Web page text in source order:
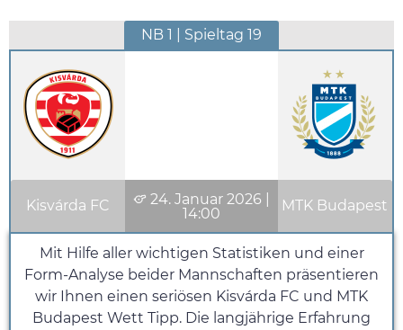
NB 1 | Spieltag 19
Kisvárda FC 24. Januar 2026
14:00
MTK Budapest
Mit Hilfe aller wichtigen Statistiken und einer
Form-Analyse beider Mannschaften präsentieren
wir Ihnen einen seriösen Kisvárda FC und MTK
Budapest Wett Tipp. Die langjährige Erfahrung